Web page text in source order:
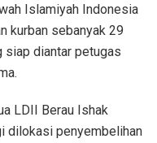
Islamiyah Indonesia
kurban sebanyak 29
siap diantar petugas
LDII Berau Ishak
dilokasi penyembelihan